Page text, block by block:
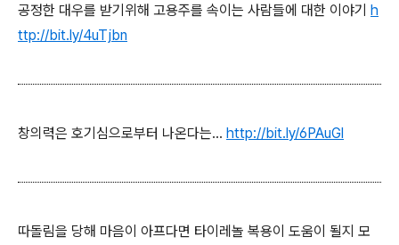
공정한 대우를 받기위해 고용주를 속이는 사람들에 대한 이야기 h
ttp://bit.ly/4uTjbn
창의력은 호기심으로부터 나온다는... http://bit.ly/6PAuGl
따돌림을 당해 마음이 아프다면 타이레놀 복용이 도움이 될지 모